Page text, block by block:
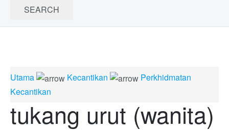
Utama Kecantikan
Perkhidmatan
Kecantikan
tukang urut (wanita)